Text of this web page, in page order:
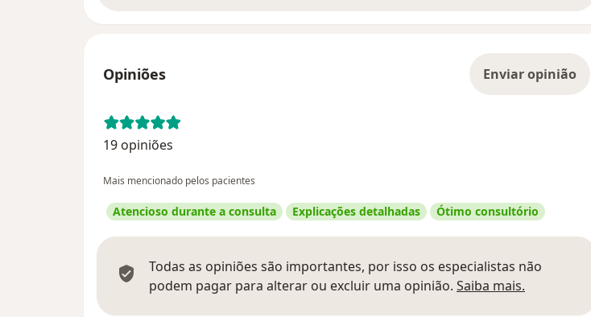
Opiniões Enviar opinião
19 opiniões
Mais mencionado pelos pacientes
Atencioso durante a consulta Explicações detalhadas Ótimo consultório
Todas as opiniões são importantes, por isso os especialistas não
podem pagar para alterar ou excluir uma opinião. Saiba mais.